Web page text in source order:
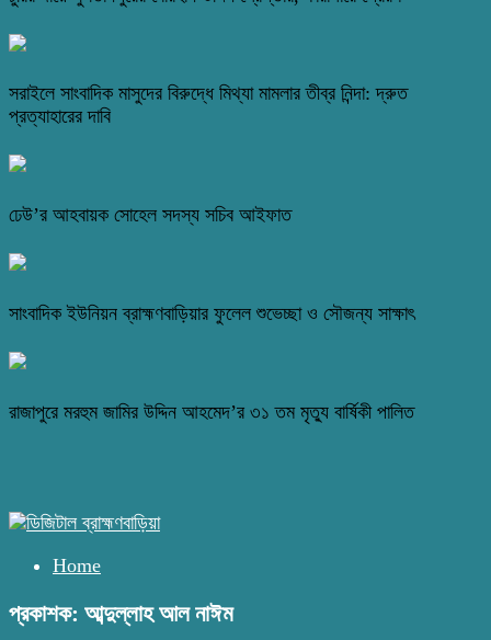
সরাইলে সাংবাদিক মাসুদের বিরুদ্ধে মিথ্যা মামলার তীব্র নিন্দা: দ্রুত
প্রত্যাহারের দাবি
ঢেউ’র আহবায়ক সোহেল সদস্য সচিব আইফাত
সাংবাদিক ইউনিয়ন ব্রাহ্মণবাড়িয়ার ফুলেল শুভেচ্ছা ও সৌজন্য সাক্ষাৎ
রাজাপুরে মরহুম জামির উদ্দিন আহমেদ’র ৩১ তম মৃত্যু বার্ষিকী পালিত
Home
প্রকাশক: আব্দুল্লাহ আল নাঈম